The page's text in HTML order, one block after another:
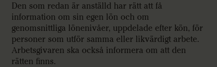
Den som redan är anställd har rätt att få
information om sin egen lön och om
genomsnittliga lönenivåer, uppdelade efter kön, för
personer som utför samma eller likvärdigt arbete.
Arbetsgivaren ska också informera om att den
rätten finns.